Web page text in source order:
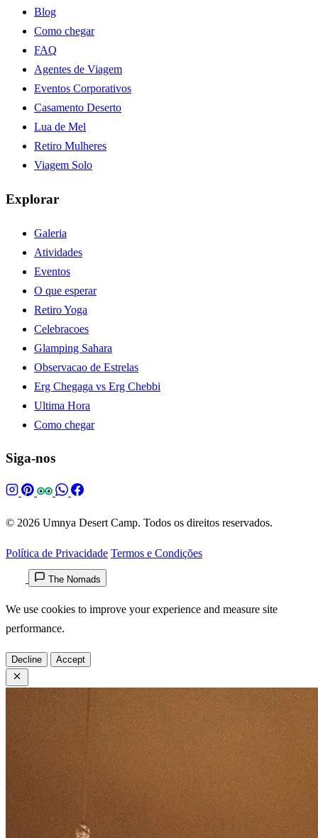
Blog
Como chegar
FAQ
Agentes de Viagem
Eventos Corporativos
Casamento Deserto
Lua de Mel
Retiro Mulheres
Viagem Solo
Explorar
Galeria
Atividades
Eventos
O que esperar
Retiro Yoga
Celebracoes
Glamping Sahara
Observacao de Estrelas
Erg Chegaga vs Erg Chebbi
Ultima Hora
Como chegar
Siga-nos
© 2026 Umnya Desert Camp. Todos os direitos reservados.
Política de Privacidade Termos e Condições
The Nomads
We use cookies to improve your experience and measure site
performance.
Decline Accept